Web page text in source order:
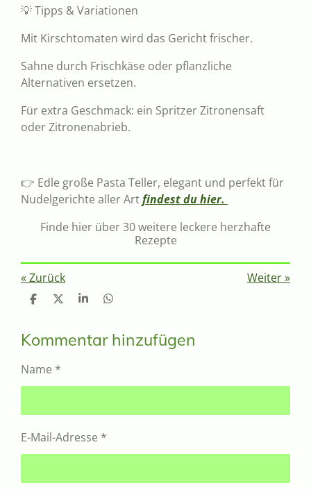
💡 Tipps & Variationen
Mit Kirschtomaten wird das Gericht frischer.
Sahne durch Frischkäse oder pflanzliche
Alternativen ersetzen.
Für extra Geschmack: ein Spritzer Zitronensaft
oder Zitronenabrieb.
👉 Edle große Pasta Teller, elegant und perfekt für
Nudelgerichte aller Artfindest du hier.
Finde hier über 30 weitere leckere herzhafte
Rezepte
«Zurück Weiter»
T
l
e
T
l
e
T
l
e
T
l
e
Kommentar hinzufügen
Name *
E-Mail-Adresse *